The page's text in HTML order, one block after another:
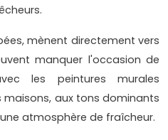
mènent directement vers
manquer l'occasion de
les peintures murales
aux tons dominants
atmosphère de fraîcheur.